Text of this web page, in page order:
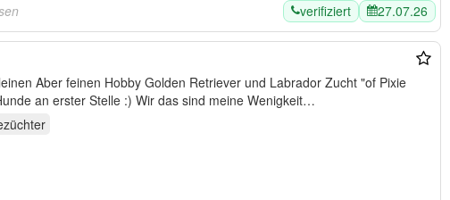
verifiziert 27.07.26
Aber feinen Hobby Golden Retriever und Labrador Zucht "of Pixie
Dust" Bei uns stehen die Hunde an erster Stelle :) Wir das sind meine Wenigkeit…